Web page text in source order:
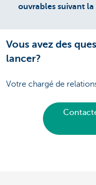
ouvrables suivant la
Vous avez des
lancer?
Votre chargé de